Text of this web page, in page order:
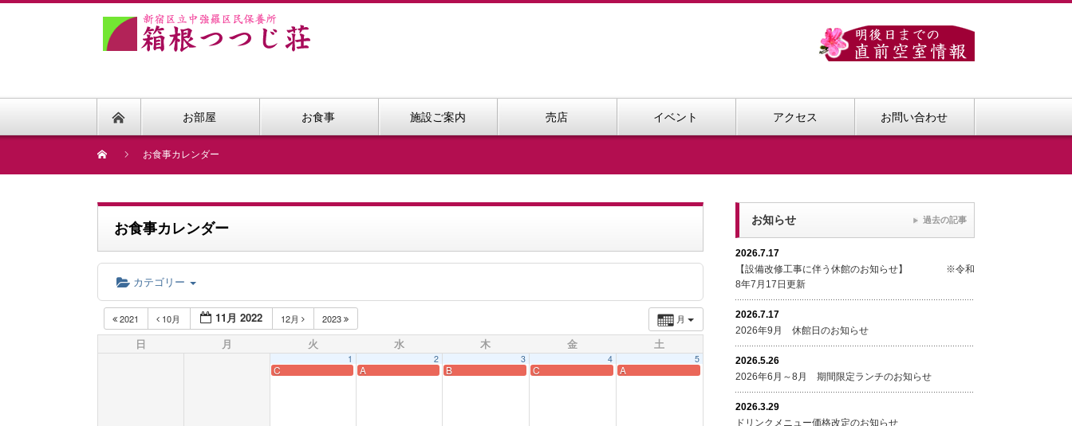
お部屋 お食事 施設ご案内 売店 イベント アクセス お問い合わせ
お食事カレンダー
お食事カレンダー
カテゴリー
月
2021 10月 11月 2022 12月 2023
日 月 火 水 木 金 土
1
C
2
A
3
B
4
C
5
A
お知らせ
2026.7.17
【設備改修工事に伴う休館のお知らせ】 ※令和
8年7月17日更新
2026.7.17
2026年9月 休館日のお知らせ
2026.5.26
2026年6月～8月 期間限定ランチのお知らせ
2026.3.29
ドリンクメニュー価格改定のお知らせ
過去の記事